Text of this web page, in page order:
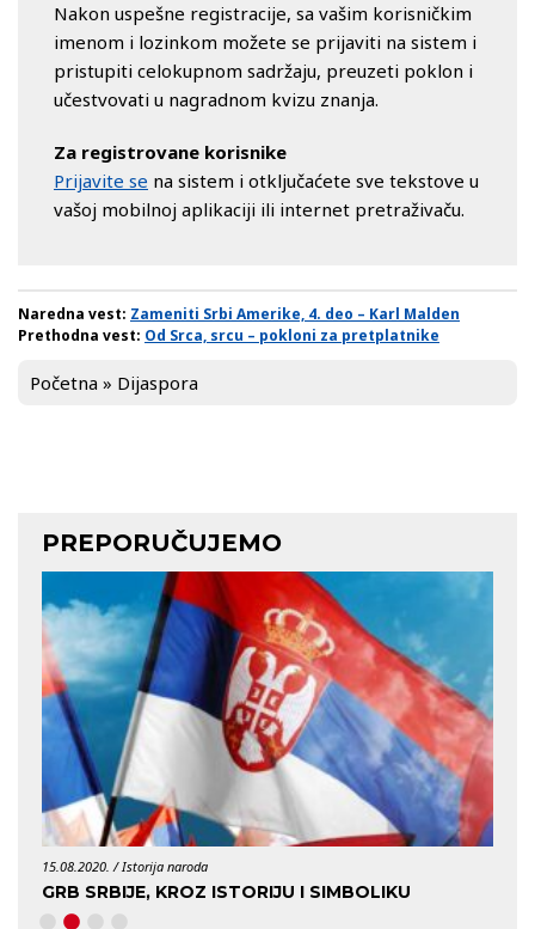
Nakon uspešne registracije, sa vašim korisničkim
imenom i lozinkom možete se prijaviti na sistem i
pristupiti celokupnom sadržaju, preuzeti poklon i
učestvovati u nagradnom kvizu znanja.
Za registrovane korisnike
Prijavite se na sistem i otključaćete sve tekstove u
vašoj mobilnoj aplikaciji ili internet pretraživaču.
Naredna vest: Zameniti Srbi Amerike, 4. deo – Karl Malden
Prethodna vest: Od Srca, srcu – pokloni za pretplatnike
Početna » Dijaspora
PREPORUČUJEMO
15.08.2020. /Istorija naroda
GRB SRBIJE, KROZ ISTORIJU I SIMBOLIKU